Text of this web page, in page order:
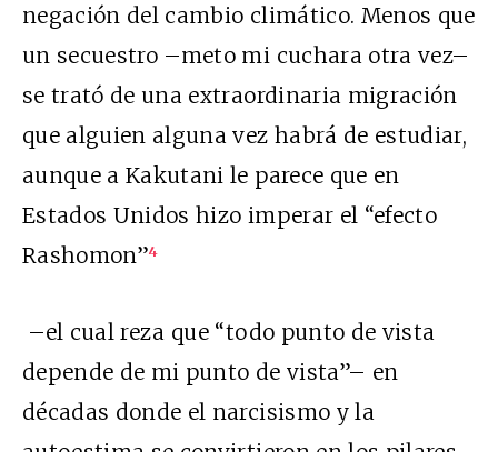
negación del cambio climático. Menos que
un secuestro –meto mi cuchara otra vez–
se trató de una extraordinaria migración
que alguien alguna vez habrá de estudiar,
aunque a Kakutani le parece que en
Estados Unidos hizo imperar el “efecto
Rashomon”4
–el cual reza que “todo punto de vista
depende de mi punto de vista”– en
décadas donde el narcisismo y la